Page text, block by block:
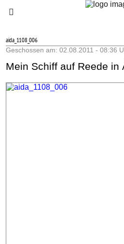
aida_1108_006
Geschossen am: 02.08.2011 - 08:36
Mein Schiff auf Reede